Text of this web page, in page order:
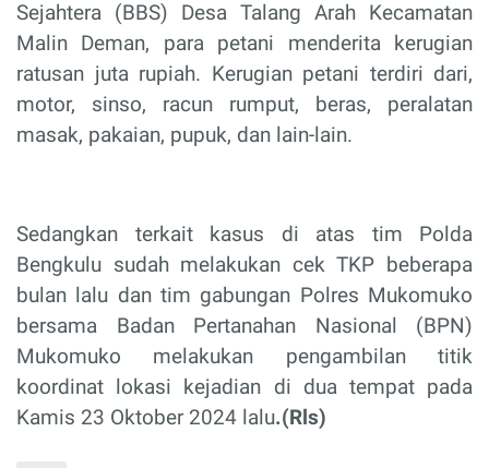
Sejahtera (BBS) Desa Talang Arah Kecamatan
Malin Deman, para petani menderita kerugian
ratusan juta rupiah. Kerugian petani terdiri dari,
motor, sinso, racun rumput, beras, peralatan
masak, pakaian, pupuk, dan lain-lain.
Sedangkan terkait kasus di atas tim Polda
Bengkulu sudah melakukan cek TKP beberapa
bulan lalu dan tim gabungan Polres Mukomuko
bersama Badan Pertanahan Nasional (BPN)
Mukomuko melakukan pengambilan titik
koordinat lokasi kejadian di dua tempat pada
Kamis 23 Oktober 2024 lalu.(Rls)